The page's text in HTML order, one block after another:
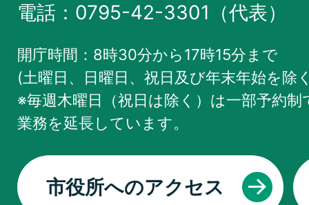
電話：0795-42-3301（代表）
開庁時間：8時30分から17時15分まで
(土曜日、日曜日、祝日及び年末年始を除
※毎週木曜日（祝日は除く）は一部予約
業務を延長しています。
市役所へのアクセス